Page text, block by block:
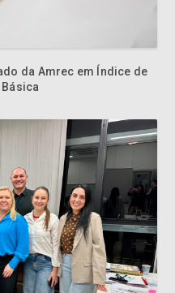
da Amrec em Índice de